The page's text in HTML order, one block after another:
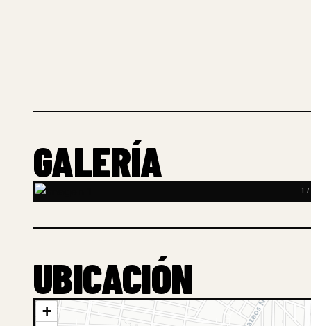
GALERÍA
1 /
UBICACIÓN
+